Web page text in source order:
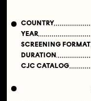
COUNTRY
YEAR
SCREENING FORMAT
DURATION
CJC CATALOG